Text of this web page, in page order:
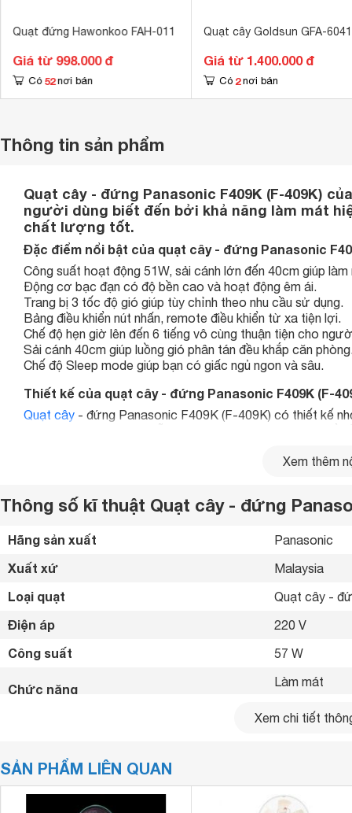
Quạt đứng Hawonkoo FAH-011
Giá từ 998.000 đ
Có 52 nơi bán
Quạt cây Goldsun GFA-6041
Giá từ 1.400.000 đ
Có 2 nơi bán
Thông tin sản phẩm
Quạt cây - đứng Panasonic F409K (F-409K)
người dùng biết đến bởi khả năng làm mát
chất lượng tốt.
Đặc điểm nổi bật của quạt cây - đứng Panasonic
Công suất hoạt động 51W, sải cánh lớn đến 40cm giúp
Động cơ bạc đạn có độ bền cao và hoạt động êm ái.
Trang bị 3 tốc độ gió giúp tùy chỉnh theo nhu cầu sử dụng.
Bảng điều khiển nút nhấn, remote điều khiển từ xa tiện lợi.
Chế độ hẹn giờ lên đến 6 tiếng vô cùng thuận tiện cho
Sải cánh 40cm giúp luồng gió phân tán đều khắp căn
Chế độ Sleep mode giúp bạn có giấc ngủ ngon và sâu.
Thiết kế của quạt cây - đứng Panasonic F409K (F-
Quạt cây - đứng Panasonic F409K (F-409K) có thiết kế
be giúp người dùng thoải mái lựa chọn màu sắc sao cho
Xem thêm
Thông số kĩ thuật Quạt cây - đứng
Hãng sản xuất Panasonic
Xuất xứ Malaysia
Loại quạt Quạt cây -
Điện áp 220 V
Công suất 57 W
Chức năng Làm mát
3 cánh
Tốc độ gió 3 mức gió
Xem chi tiết
SẢN PHẨM LIÊN QUAN